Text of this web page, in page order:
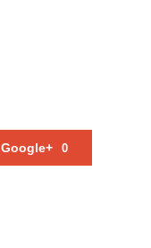
Google+ 0